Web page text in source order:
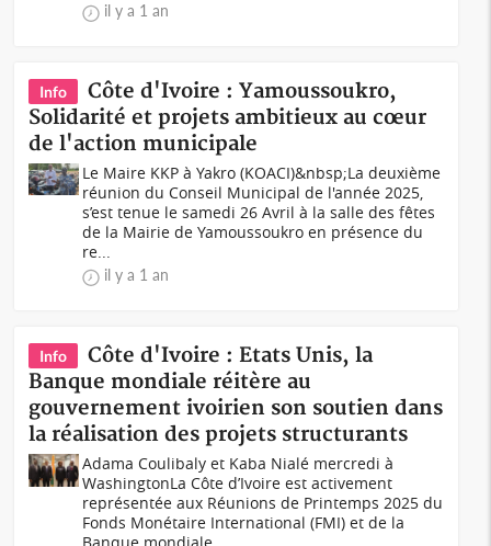
il y a 1 an
Info
Côte d'Ivoire : Yamoussoukro,
Solidarité et projets ambitieux au cœur
de l'action municipale
Le Maire KKP à Yakro (KOACI)&nbsp;La deuxième
réunion du Conseil Municipal de l'année 2025,
s’est tenue le samedi 26 Avril à la salle des fêtes
de la Mairie de Yamoussoukro en présence du
re...
il y a 1 an
Info
Côte d'Ivoire : Etats Unis, la
Banque mondiale réitère au
gouvernement ivoirien son soutien dans
la réalisation des projets structurants
Adama Coulibaly et Kaba Nialé mercredi à
WashingtonLa Côte d’Ivoire est activement
représentée aux Réunions de Printemps 2025 du
Fonds Monétaire International (FMI) et de la